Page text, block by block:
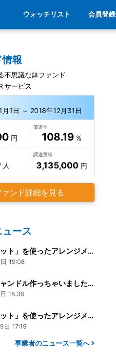
ウォッチリスト 会員登録
情報
不思議な鉢ファンド
サービス
月1日 ～ 2018年12月31日
円
償還率
108.19 %
人
調達実績
3,135,000円
ァンド詳細を見る
ース
「スーナポット」を使ったアレンジメントフラワー「デコハナ」 お正月編パート5
19:08
スーナでキャンドル作っちゃいました！！
18:38
「スーナポット」を使ったアレンジメントフラワー「デコハナ」 お正月編パート４
日 17:19
事業者のニュース一覧へ